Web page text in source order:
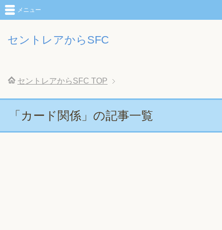
セントレアからSFC
メニュー
セントレアからSFC TOP
「カード関係」の記事一覧